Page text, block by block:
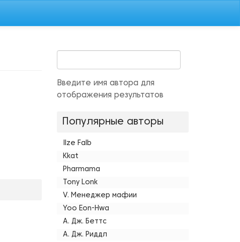
Введите имя автора для
отображения результатов
Популярные авторы
Ilze Falb
Kkat
Pharmama
Tony Lonk
V. Менеджер мафии
Yoo Eon-Hwa
А. Дж. Беттс
А. Дж. Риддл